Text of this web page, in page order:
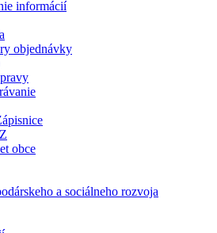
informácií
objednávky
obce
a sociálneho rozvoja